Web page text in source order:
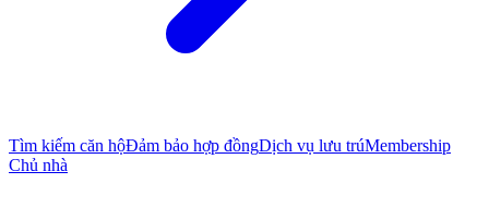
Tìm kiếm căn hộĐảm bảo hợp đồngDịch vụ lưu trúMembership
Chủ nhà